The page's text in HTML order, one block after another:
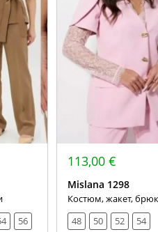
56
113,00 €
Mislana 1298
Костюм, жакет,
48
50 52 54